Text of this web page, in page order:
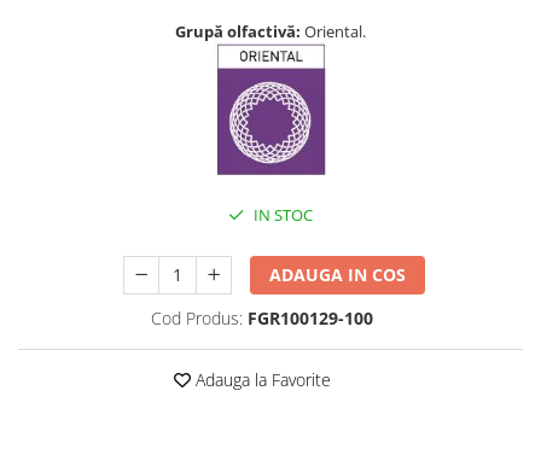
Grupă olfactivă: Oriental.
IN STOC
ADAUGA IN COS
Cod Produs: FGR100129-100
Adauga la Favorite